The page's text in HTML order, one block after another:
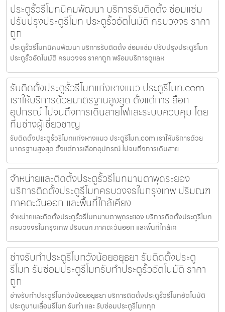
ประตูรั้วรีโมทนิคมพัฒนา บริการรับติดตั้ง ซ่อมแซ่ม
ปรับปรุงประตูรีโมท ประตูรั้วอัตโนมัติ ครบวงจร ราคา
ถูก
ประตูรั้วรีโมทนิคมพัฒนา บริการรับติดตั้ง ซ่อมแซ่ม ปรับปรุงประตูรีโมท
ประตูรั้วอัตโนมัติ ครบวงจร ราคาถูก พร้อมบริการดูแลห
รับติดตั้งประตูรั้วรีโมทแก่งหางแมว ประตูรีโมท.com
เราให้บริการด้วยมาตรฐานสูงสุด ตั้งแต่การเลือก
อุปกรณ์ ไปจนถึงการเดินสายไฟและระบบควบคุม โดย
ทีมช่างผู้เชี่ยวชาญ
รับติดตั้งประตูรั้วรีโมทแก่งหางแมว ประตูรีโมท.com เราให้บริการด้วย
มาตรฐานสูงสุด ตั้งแต่การเลือกอุปกรณ์ ไปจนถึงการเดินสาย
จำหน่ายและติดตั้งประตูรั้วรีโมทมาบตาพุดระยอง
บริการติดตั้งประตูรีโมทครบวงจรในกรุงเทพ ปริมณฑ
ภาคตะวันออก และพื้นที่ใกล้เคียง
จำหน่ายและติดตั้งประตูรั้วรีโมทมาบตาพุดระยอง บริการติดตั้งประตูรีโมท
ครบวงจรในกรุงเทพ ปริมณฑ ภาคตะวันออก และพื้นที่ใกล้เค
ช่างรับทำประตูรีโมทวังน้อยอยุธยา รับติดตั้งประตู
รีโมท รับซ่อมประตูรีโมทรับทำประตูรั้วอัตโนมัติ ราคา
ถูก
ช่างรับทำประตูรีโมทวังน้อยอยุธยา บริการติดตั้งประตูรั้วรีโมทอัตโนมัติ
ประตูบานเลื่อนรีโมท รับทำ และ รับซ่อมประตูรีโมททุก